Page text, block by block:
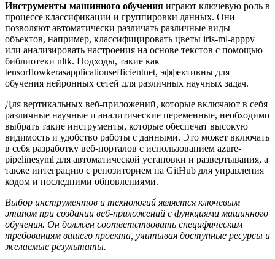
Инструменты машинного обучения играют ключевую роль в
процессе классификации и группировки данных. Они
позволяют автоматически различать различные виды
объектов, например, классифицировать цветы iris-ml-apppy
или анализировать настроения на основе текстов с помощью
библиотеки nltk. Подходы, такие как
tensorflowkerasapplicationsefficientnet, эффективны для
обучения нейронных сетей для различных научных задач.
Для вертикальных веб-приложений, которые включают в себя
различные научные и аналитические переменные, необходимо
выбрать такие инструменты, которые обеспечат высокую
видимость и удобство работы с данными. Это может включать
в себя разработку веб-порталов с использованием azure-
pipelinesyml для автоматической установки и развертывания, а
также интеграцию с репозиторием на GitHub для управления
кодом и последними обновлениями.
Выбор инструментов и технологий является ключевым
этапом при создании веб-приложений с функциями машинного
обучения. Он должен соответствовать специфическим
требованиям вашего проекта, учитывая доступные ресурсы и
желаемые результаты.